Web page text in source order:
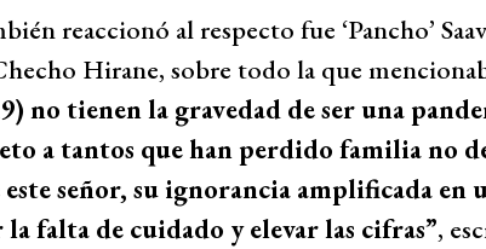
reaccionó al respecto fue ‘Pancho’
Hirane, sobre todo la que
no tienen la gravedad de ser una
a tantos que han perdido familia no
señor, su ignorancia amplificada en
falta de cuidado y elevar las cifras”,